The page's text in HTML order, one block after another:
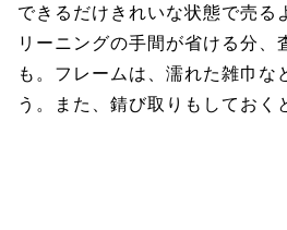
できるだけきれいな状態で売る
リーニングの手間が省ける分、
も。フレームは、濡れた雑巾な
う。また、錆び取りもしておく